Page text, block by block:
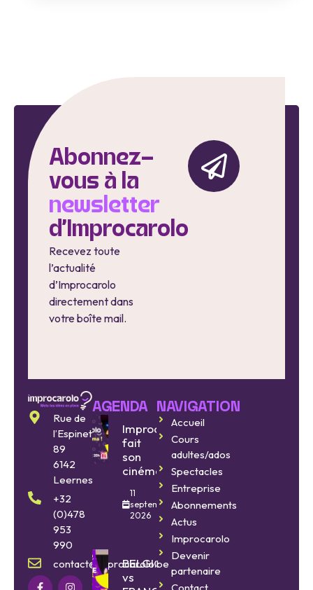
Abonnez-
vous à la
newsletter
d'Improcarolo
Recevez toute
l’actualité
d’Improcarolo
directement dans
votre boîte mail.
Rue de
l’Espinette
89
6142
Leernes
+32
(0)478
953
990
contact@improcarolo.be
AGENDA
Improcarolo
fait
son
cinéma
11
septembre
2026
BELGIQUE
vs
NAVIGATION
Accueil
Cours
adultes/ados
Spectacles
Entreprise
Abonnements
Actus
Improcarolo
Devenir
partenaire